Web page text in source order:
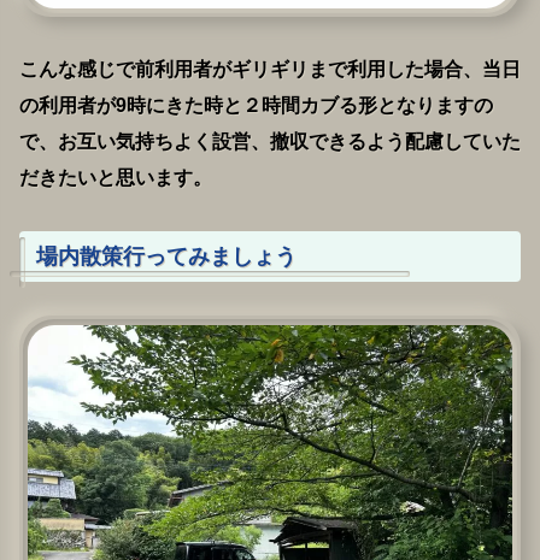
こんな感じで前利用者がギリギリまで利用した場合、当日
の利用者が9時にきた時と２時間カブる形となりますの
で、お互い気持ちよく設営、撤収できるよう配慮していた
だきたいと思います。
場内散策行ってみましょう